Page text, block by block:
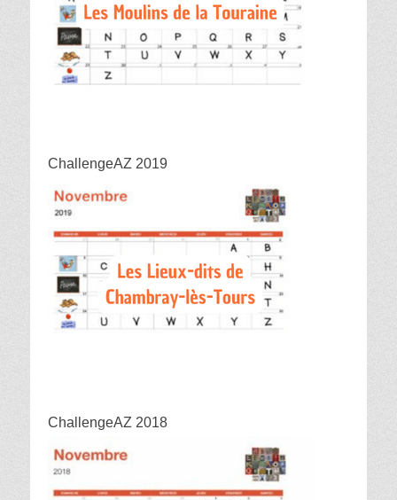
ChallengeAZ 2019
ChallengeAZ 2018